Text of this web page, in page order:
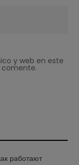
y web en este
comente.
работают